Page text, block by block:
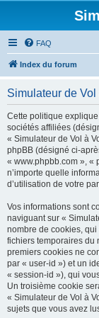
FAQ
Index du forum
Simulateur de
Cette politique
sociétés affiliées
« Simulateur de Vol à
phpBB (désigné ci-
« www.phpbb.com », «
n’importe quelle
d’utilisation de votre
Vos informations sont
naviguant sur «
nombre de cookies,
fichiers temporaires du
premiers cookies ne
par « user-id ») et un
« session-id »), qui
Un troisième cookie
« Simulateur de Vol à
sujets que vous avez